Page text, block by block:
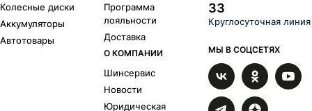
Атакор 33
Атлант 1
Авилис 29
Колесные диски
Аккумуляторы
Автотовары
Программа
лояльности
Доставка
О КОМПАНИИ
Шинсервис
Новости
Юридическая
33
Круглосуточная линия
МЫ В СОЦСЕТЯХ